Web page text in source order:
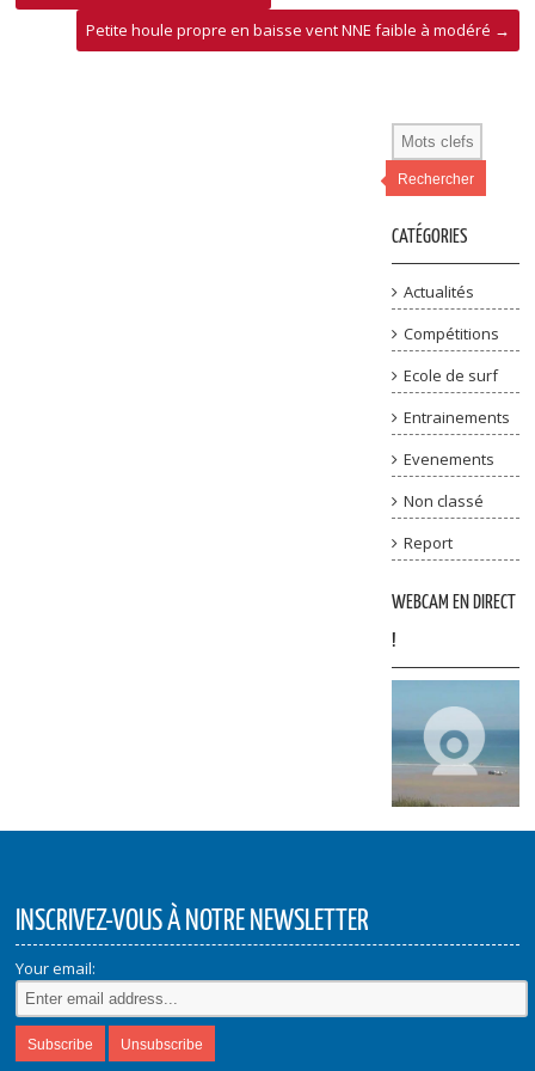
Petite houle propre en baisse vent NNE faible à modéré →
Rechercher
CATÉGORIES
Actualités
Compétitions
Ecole de surf
Entrainements
Evenements
Non classé
Report
WEBCAM EN DIRECT
!
INSCRIVEZ-VOUS À NOTRE NEWSLETTER
Your email: